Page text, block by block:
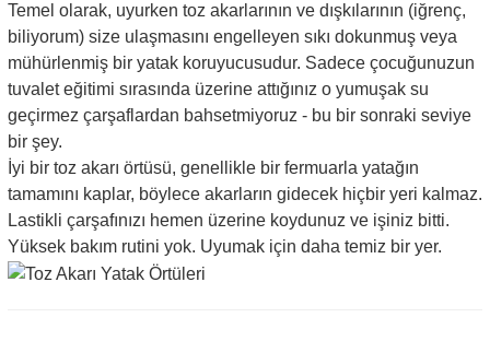
Temel olarak, uyurken toz akarlarının ve dışkılarının (iğrenç,
biliyorum) size ulaşmasını engelleyen sıkı dokunmuş veya
mühürlenmiş bir yatak koruyucusudur. Sadece çocuğunuzun
tuvalet eğitimi sırasında üzerine attığınız o yumuşak su
geçirmez çarşaflardan bahsetmiyoruz - bu bir sonraki seviye
bir şey.
İyi bir toz akarı örtüsü, genellikle bir fermuarla yatağın
tamamını kaplar, böylece akarların gidecek hiçbir yeri kalmaz.
Lastikli çarşafınızı hemen üzerine koydunuz ve işiniz bitti.
Yüksek bakım rutini yok. Uyumak için daha temiz bir yer.